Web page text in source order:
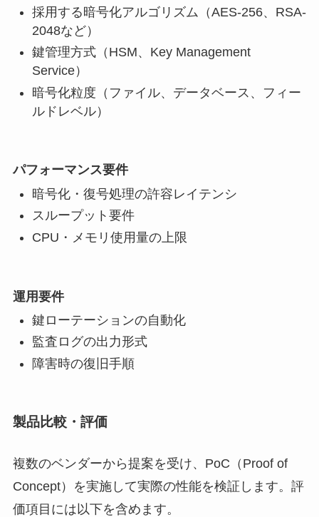
採用する暗号化アルゴリズム（AES-256、RSA-
2048など）
鍵管理方式（HSM、Key Management
Service）
暗号化粒度（ファイル、データベース、フィー
ルドレベル）
パフォーマンス要件
暗号化・復号処理の許容レイテンシ
スループット要件
CPU・メモリ使用量の上限
運用要件
鍵ローテーションの自動化
監査ログの出力形式
障害時の復旧手順
製品比較・評価
複数のベンダーから提案を受け、PoC（Proof of
Concept）を実施して実際の性能を検証します。評
価項目には以下を含めます。